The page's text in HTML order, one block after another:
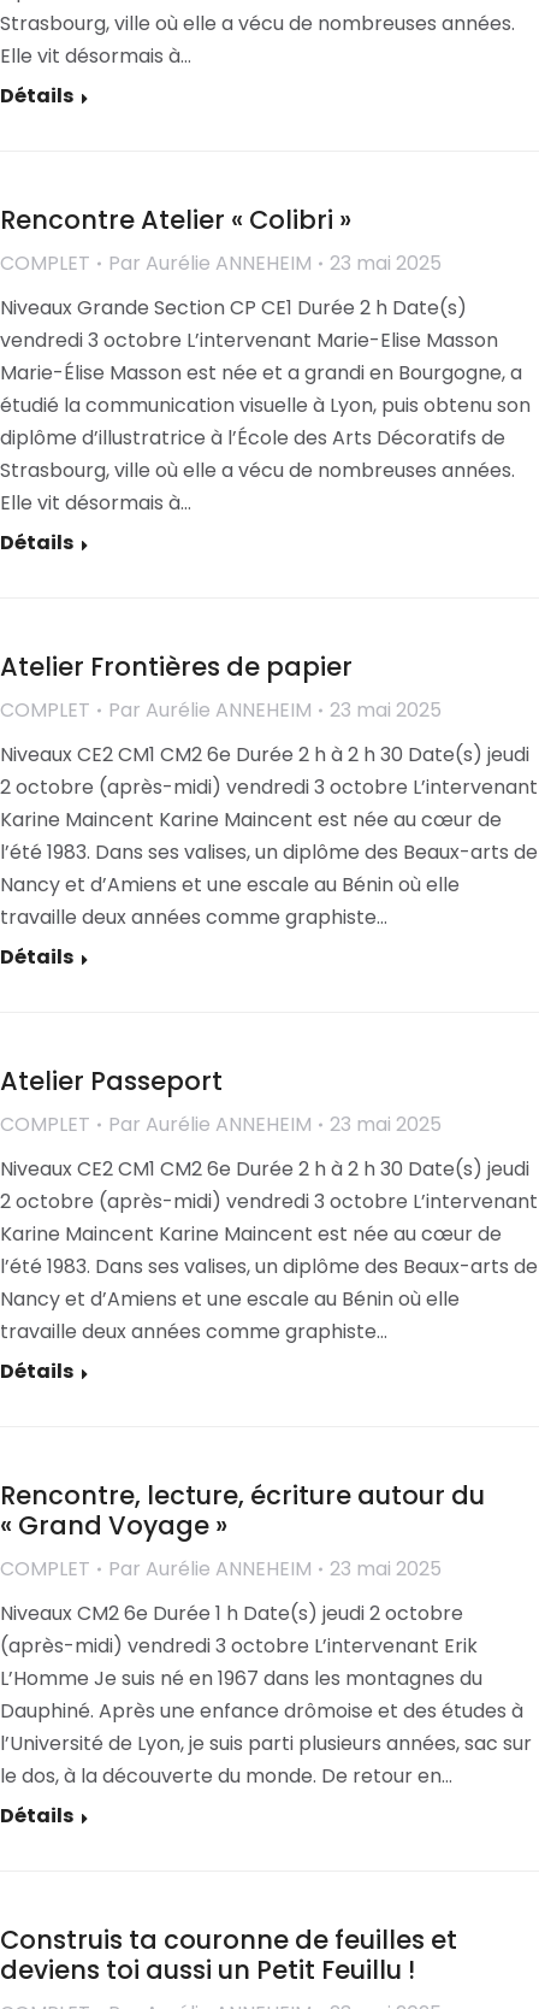
Strasbourg, ville où elle a vécu de nombreuses années.
Elle vit désormais à…
Détails
Rencontre Atelier « Colibri »
COMPLET Par Aurélie ANNEHEIM
23 mai 2025
Niveaux Grande Section CP CE1 Durée 2 h Date(s)
vendredi 3 octobre L’intervenant Marie-Elise Masson
Marie-Élise Masson est née et a grandi en Bourgogne, a
étudié la communication visuelle à Lyon, puis obtenu son
diplôme d’illustratrice à l’École des Arts Décoratifs de
Strasbourg, ville où elle a vécu de nombreuses années.
Elle vit désormais à…
Détails
Atelier Frontières de papier
COMPLET Par Aurélie ANNEHEIM
23 mai 2025
Niveaux CE2 CM1 CM2 6e Durée 2 h à 2 h 30 Date(s) jeudi
2 octobre (après-midi) vendredi 3 octobre L’intervenant
Karine Maincent Karine Maincent est née au cœur de
l’été 1983. Dans ses valises, un diplôme des Beaux-arts de
Nancy et d’Amiens et une escale au Bénin où elle
travaille deux années comme graphiste…
Détails
Atelier Passeport
COMPLET Par Aurélie ANNEHEIM
23 mai 2025
Niveaux CE2 CM1 CM2 6e Durée 2 h à 2 h 30 Date(s) jeudi
2 octobre (après-midi) vendredi 3 octobre L’intervenant
Karine Maincent Karine Maincent est née au cœur de
l’été 1983. Dans ses valises, un diplôme des Beaux-arts de
Nancy et d’Amiens et une escale au Bénin où elle
travaille deux années comme graphiste…
Détails
Rencontre, lecture, écriture autour du
« Grand Voyage »
COMPLET Par Aurélie ANNEHEIM
23 mai 2025
Niveaux CM2 6e Durée 1 h Date(s) jeudi 2 octobre
(après-midi) vendredi 3 octobre L’intervenant Erik
L’Homme Je suis né en 1967 dans les montagnes du
Dauphiné. Après une enfance drômoise et des études à
l’Université de Lyon, je suis parti plusieurs années, sac sur
le dos, à la découverte du monde. De retour en…
Détails
Construis ta couronne de feuilles et
deviens toi aussi un Petit Feuillu !